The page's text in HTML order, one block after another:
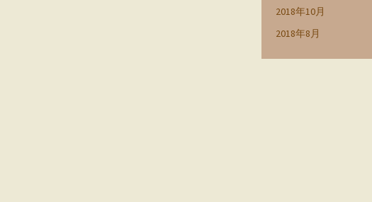
2018年10月
2018年8月